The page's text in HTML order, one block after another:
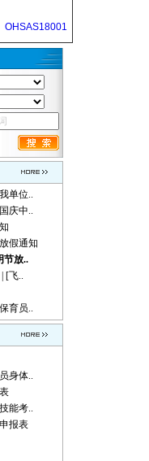
OHSAS18001
单位..
庆中..
假通知
节放..
[飞..
育员..
身体..
能考..
报表